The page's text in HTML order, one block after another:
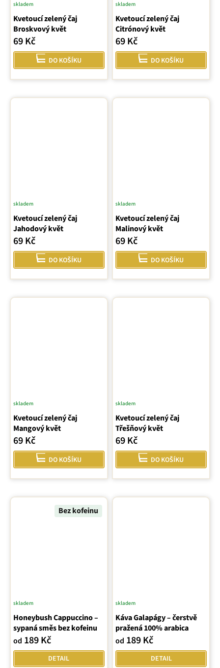
Kvetoucí zelený čaj
Broskvový květ
skladem
69 Kč
DO KOŠÍKU
Kvetoucí zelený čaj
Citrónový květ
skladem
69 Kč
DO KOŠÍKU
Kvetoucí zelený čaj
Jahodový květ
skladem
69 Kč
DO KOŠÍKU
Kvetoucí zelený čaj
Malinový květ
skladem
69 Kč
DO KOŠÍKU
Kvetoucí zelený čaj
Mangový květ
skladem
69 Kč
DO KOŠÍKU
Kvetoucí zelený čaj
Třešňový květ
skladem
69 Kč
DO KOŠÍKU
Bez kofeinu
Honeybush Cappuccino –
sypaná směs bez kofeinu
skladem
od 189 Kč
DETAIL
Káva Galapágy – čerstvě
pražená 100% arabica
skladem
od 189 Kč
DETAIL